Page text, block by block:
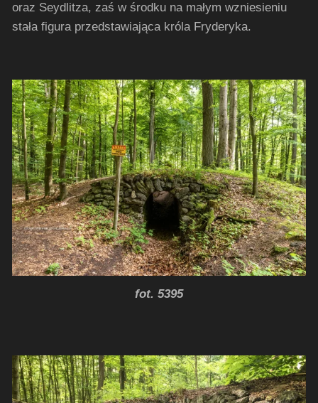
oraz Seydlitza, zaś w środku na małym wzniesieniu
stała figura przedstawiająca króla Fryderyka.
fot. 5395